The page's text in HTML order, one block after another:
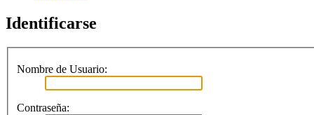
Identificarse
Nombre de Usuario:
Contraseña: